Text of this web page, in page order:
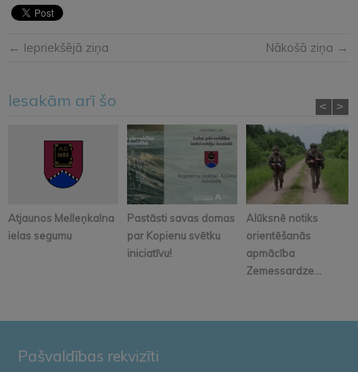
← Iepriekšējā ziņa Nākošā ziņa →
Iesakām arī šo
Atjaunos Melleņkalna
ielas segumu
Pastāsti savas domas
par Kopienu svētku
iniciatīvu!
Alūksnē notiks
orientēšanās
apmācība
Zemessardze...
< >
Pašvaldības rekvizīti